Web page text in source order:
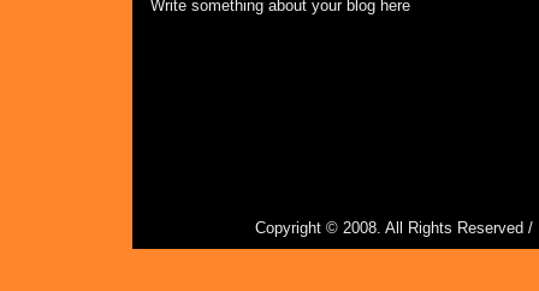
Write something about your blog here
Copyright © 2008. All Rights Reserved